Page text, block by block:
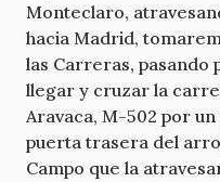
Monteclaro,
hacia Madrid,
las Carreras, pasando
llegar y cruzar la
Aravaca, M-502 por
puerta trasera del
Campo que la